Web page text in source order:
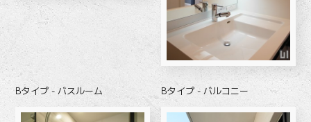
Bタイプ - バスルーム Bタイプ - バルコニー